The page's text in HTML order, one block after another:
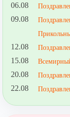
06.08
09.08
12.08
15.08
20.08
22.08